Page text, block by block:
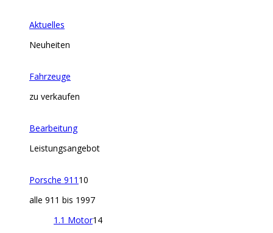
Aktuelles
Neuheiten
Fahrzeuge
zu verkaufen
Bearbeitung
Leistungsangebot
Porsche 911 10
alle 911 bis 1997
1.1 Motor14